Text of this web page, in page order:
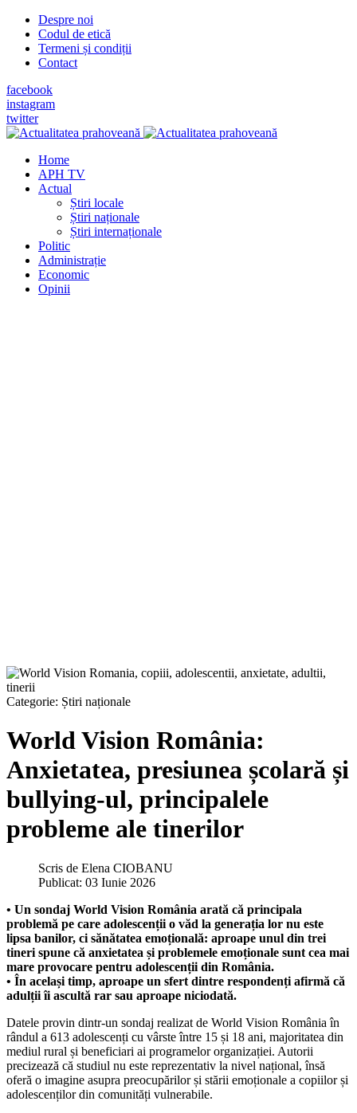
Despre noi
Codul de etică
Termeni și condiții
Contact
facebook
instagram
twitter
Home
APH TV
Actual
Știri locale
Știri naționale
Știri internaționale
Politic
Administrație
Economic
Opinii
Categorie: Știri naționale
World Vision România:
Anxietatea, presiunea școlară și
bullying-ul, principalele
probleme ale tinerilor
Scris de Elena CIOBANU
Publicat: 03 Iunie 2026
• Un sondaj World Vision România arată că principala
problemă pe care adolescenții o văd la generația lor nu este
lipsa banilor, ci sănătatea emoțională: aproape unul din trei
tineri spune că anxietatea și problemele emoționale sunt cea mai
mare provocare pentru adolescenții din România.
• În același timp, aproape un sfert dintre respondenți afirmă că
adulții îi ascultă rar sau aproape niciodată.
Datele provin dintr-un sondaj realizat de World Vision România în
rândul a 613 adolescenți cu vârste între 15 și 18 ani, majoritatea din
mediul rural și beneficiari ai programelor organizației. Autorii
precizează că studiul nu este reprezentativ la nivel național, însă
oferă o imagine asupra preocupărilor și stării emoționale a copiilor și
adolescenților din comunități vulnerabile.